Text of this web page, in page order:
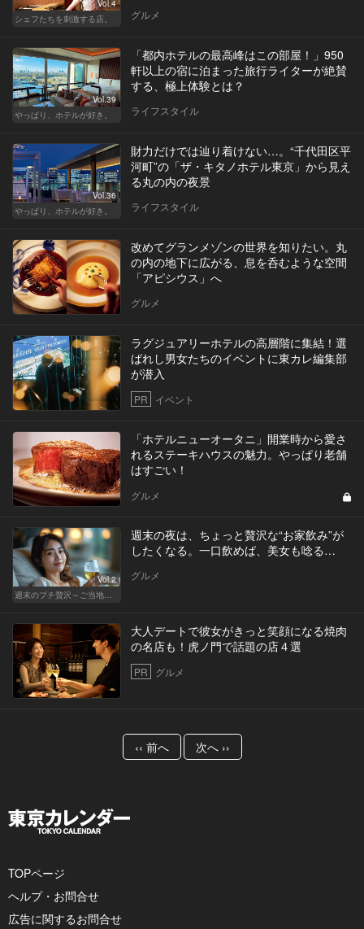
Vol.4
シェフたちを刺激する店。
グルメ
Vol.39
やっぱり、ホテルが好き。
「都内ホテルの最高峰はこの部屋！」950
軒以上の宿に泊まった旅行ライターが絶賛
する、極上体験とは？
ライフスタイル
Vol.36
やっぱり、ホテルが好き。
財力だけでは辿り着けない…。“千代田区平
河町”の「ザ・キタノホテル東京」から見え
る丸の内の夜景
ライフスタイル
改めてグランメゾンの世界を知りたい。丸
の内の地下に広がる、息を呑むような空間
「アピシウス」へ
グルメ
ラグジュアリーホテルの高層階に集結！選
ばれし男女たちのイベントに東カレ編集部
が潜入
PR イベント
「ホテルニューオータニ」開業時から愛さ
れるステーキハウスの魅力。やっぱり老舗
はすごい！
グルメ
Vol.2
週末のプチ贅沢～ご当地グルメ～
週末の夜は、ちょっと贅沢な“お家飲み”が
したくなる。一口飲めば、美女も唸る…
グルメ
大人デートで彼女がきっと笑顔になる焼肉
の名店も！虎ノ門で話題の店４選
PR グルメ
‹‹ 前へ 次へ ››
TOPページ
ヘルプ・お問合せ
広告に関するお問合せ